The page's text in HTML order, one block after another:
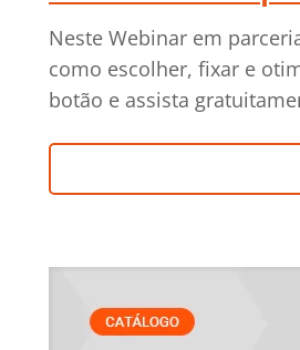
Neste Webinar em
como escolher, fixar e
botão e assista